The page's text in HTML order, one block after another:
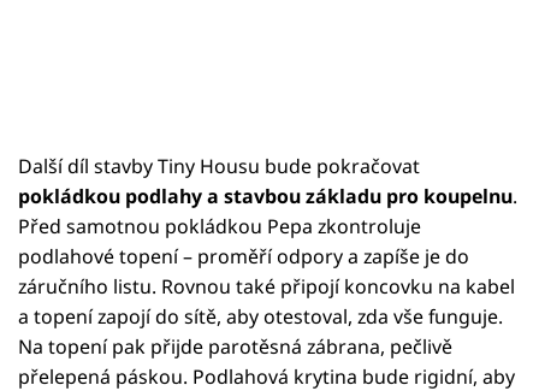
Další díl stavby Tiny Housu bude pokračovat
pokládkou podlahy a stavbou základu pro koupelnu.
Před samotnou pokládkou Pepa zkontroluje
podlahové topení – proměří odpory a zapíše je do
záručního listu. Rovnou také připojí koncovku na kabel
a topení zapojí do sítě, aby otestoval, zda vše funguje.
Na topení pak přijde parotěsná zábrana, pečlivě
přelepená páskou. Podlahová krytina bude rigidní, aby